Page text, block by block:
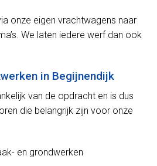
onze eigen vrachtwagens naar
We laten iedere werf dan ook
in Begijnendijk
van de opdracht en is dus
die belangrijk zijn voor onze
en grondwerken